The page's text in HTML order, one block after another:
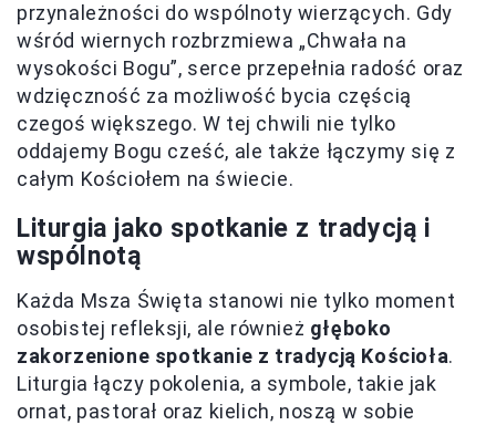
przynależności do wspólnoty wierzących. Gdy
wśród wiernych rozbrzmiewa „Chwała na
wysokości Bogu”, serce przepełnia radość oraz
wdzięczność za możliwość bycia częścią
czegoś większego. W tej chwili nie tylko
oddajemy Bogu cześć, ale także łączymy się z
całym Kościołem na świecie.
Liturgia jako spotkanie z tradycją i
wspólnotą
Każda Msza Święta stanowi nie tylko moment
osobistej refleksji, ale również głęboko
zakorzenione spotkanie z tradycją Kościoła.
Liturgia łączy pokolenia, a symbole, takie jak
ornat, pastorał oraz kielich, noszą w sobie